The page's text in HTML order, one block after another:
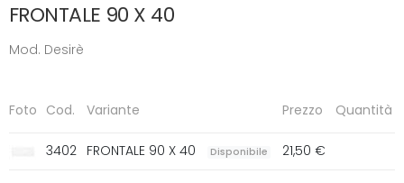
FRONTALE 90 X 40
Mod. Desirè
Foto Cod. Variante Prezzo Quantità
3402 FRONTALE 90 X 40 Disponibile 21,50 €